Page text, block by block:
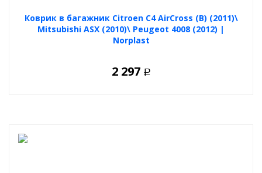
Коврик в багажник Citroen C4 AirCross (B) (2011)\
Mitsubishi ASX (2010)\ Peugeot 4008 (2012) |
Norplast
2 297 Р